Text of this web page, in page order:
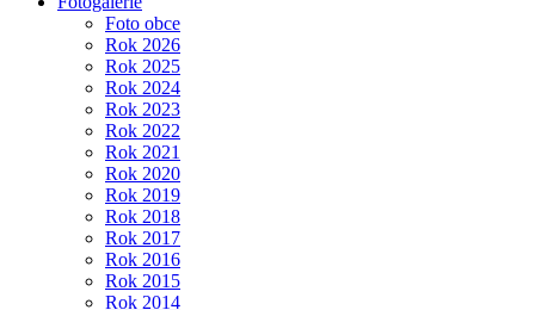
Foto obce
Rok 2026
Rok 2025
Rok 2024
Rok 2023
Rok 2022
Rok 2021
Rok 2020
Rok 2019
Rok 2018
Rok 2017
Rok 2016
Rok 2015
Rok 2014